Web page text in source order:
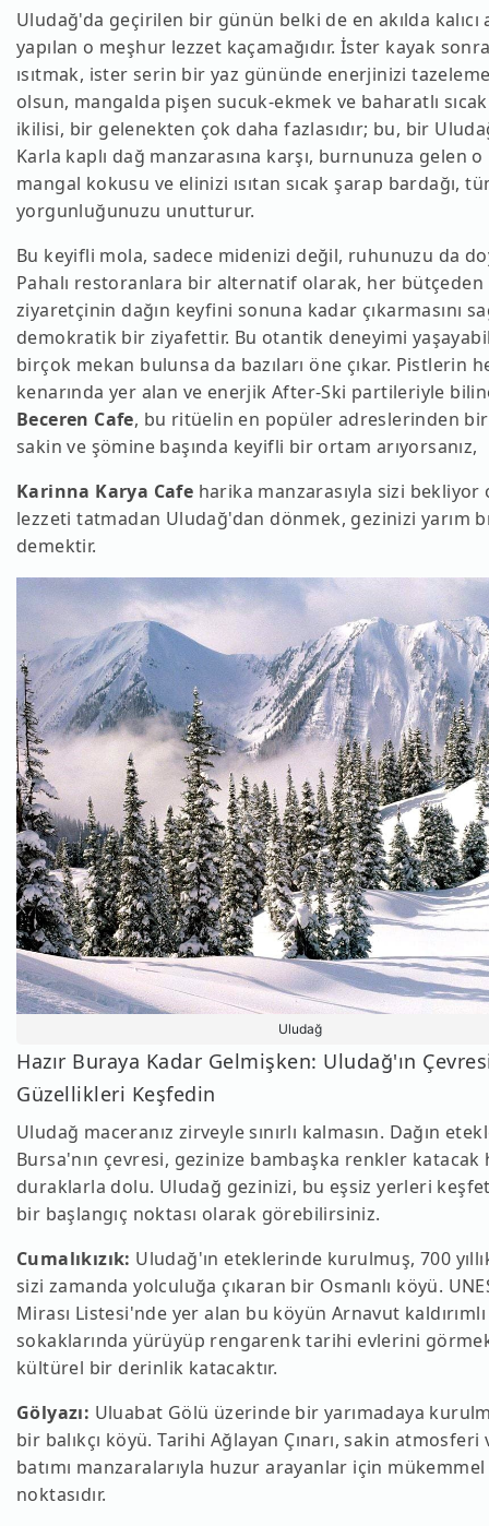
Uludağ'da geçirilen bir günün belki de en akılda kalıcı
yapılan o meşhur lezzet kaçamağıdır. İster kayak
ısıtmak, ister serin bir yaz gününde enerjinizi
olsun, mangalda pişen sucuk-ekmek ve baharatlı
ikilisi, bir gelenekten çok daha fazlasıdır; bu, bir
Karla kaplı dağ manzarasına karşı, burnunuza gelen o
mangal kokusu ve elinizi ısıtan sıcak şarap bardağı,
yorgunluğunuzu unutturur.
Bu keyifli mola, sadece midenizi değil, ruhunuzu da
Pahalı restoranlara bir alternatif olarak, her bütçeden
ziyaretçinin dağın keyfini sonuna kadar çıkarmasını
demokratik bir ziyafettir. Bu otantik deneyimi
birçok mekan bulunsa da bazıları öne çıkar. Pistlerin
kenarında yer alan ve enerjik After-Ski partileriyle
Beceren Cafe, bu ritüelin en popüler adreslerinden
sakin ve şömine başında keyifli bir ortam
Karinna Karya Cafe harika manzarasıyla sizi bekliyor
lezzeti tatmadan Uludağ'dan dönmek, gezinizi yarım
demektir.
Uludağ
Hazır Buraya Kadar Gelmişken: Uludağ'ın
Güzellikleri Keşfedin
Uludağ maceranız zirveyle sınırlı kalmasın. Dağın
Bursa'nın çevresi, gezinize bambaşka renkler katacak
duraklarla dolu. Uludağ gezinizi, bu eşsiz yerleri
bir başlangıç noktası olarak görebilirsiniz.
Cumalıkızık: Uludağ'ın eteklerinde kurulmuş, 700
sizi zamanda yolculuğa çıkaran bir Osmanlı köyü.
Mirası Listesi'nde yer alan bu köyün Arnavut
sokaklarında yürüyüp rengarenk tarihi evlerini
kültürel bir derinlik katacaktır.
Gölyazı: Uluabat Gölü üzerinde bir yarımadaya
bir balıkçı köyü. Tarihi Ağlayan Çınarı, sakin atmosferi
batımı manzaralarıyla huzur arayanlar için mükemmel
noktasıdır.